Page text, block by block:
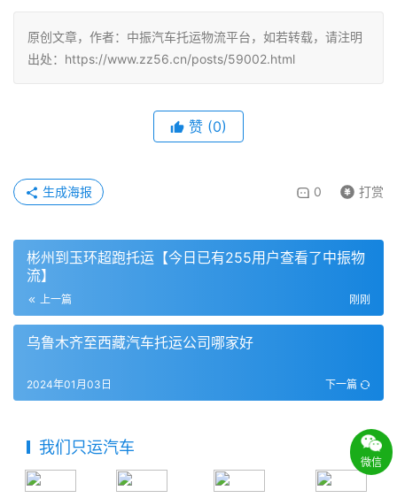
原创文章，作者：中振汽车托运物流平台，如若转载，请注明
出处：https://www.zz56.cn/posts/59002.html
赞 (0)
0 打赏
生成海报
彬州到玉环超跑托运【今日已有255用户查看了中振物
流】
上一篇 刚刚
乌鲁木齐至西藏汽车托运公司哪家好
下一篇
2024年01月03日
我们只运汽车
微信